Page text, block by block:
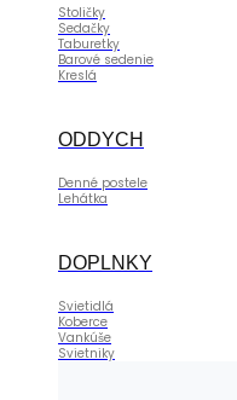
Stoličky
Sedačky
Taburetky
Barové sedenie
Kreslá
ODDYCH
Denné postele
Lehátka
DOPLNKY
Svietidlá
Koberce
Vankúše
Svietniky